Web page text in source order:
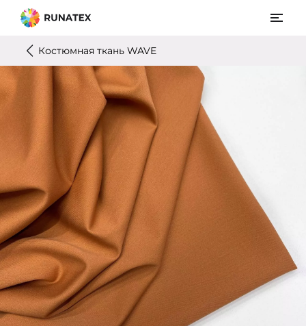
Костюмная ткань WAVE